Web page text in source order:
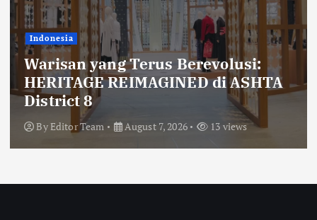
Indonesia
Warisan yang Terus Berevolusi:
HERITAGE REIMAGINED di ASHTA
District 8
ByEditor Team August 7, 2026 13 views